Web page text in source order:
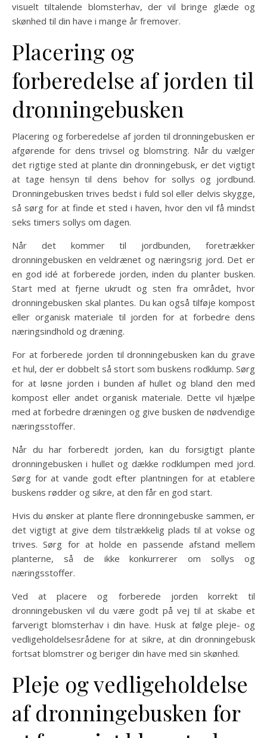
visuelt tiltalende blomsterhav, der vil bringe glæde og
skønhed til din have i mange år fremover.
Placering og
forberedelse af jorden til
dronningebusken
Placering og forberedelse af jorden til dronningebusken er
afgørende for dens trivsel og blomstring. Når du vælger
det rigtige sted at plante din dronningebusk, er det vigtigt
at tage hensyn til dens behov for sollys og jordbund.
Dronningebusken trives bedst i fuld sol eller delvis skygge,
så sørg for at finde et sted i haven, hvor den vil få mindst
seks timers sollys om dagen.
Når det kommer til jordbunden, foretrækker
dronningebusken en veldrænet og næringsrig jord. Det er
en god idé at forberede jorden, inden du planter busken.
Start med at fjerne ukrudt og sten fra området, hvor
dronningebusken skal plantes. Du kan også tilføje kompost
eller organisk materiale til jorden for at forbedre dens
næringsindhold og dræning.
For at forberede jorden til dronningebusken kan du grave
et hul, der er dobbelt så stort som buskens rodklump. Sørg
for at løsne jorden i bunden af hullet og bland den med
kompost eller andet organisk materiale. Dette vil hjælpe
med at forbedre dræningen og give busken de nødvendige
næringsstoffer.
Når du har forberedt jorden, kan du forsigtigt plante
dronningebusken i hullet og dække rodklumpen med jord.
Sørg for at vande godt efter plantningen for at etablere
buskens rødder og sikre, at den får en god start.
Hvis du ønsker at plante flere dronningebuske sammen, er
det vigtigt at give dem tilstrækkelig plads til at vokse og
trives. Sørg for at holde en passende afstand mellem
planterne, så de ikke konkurrerer om sollys og
næringsstoffer.
Ved at placere og forberede jorden korrekt til
dronningebusken vil du være godt på vej til at skabe et
farverigt blomsterhav i din have. Husk at følge pleje- og
vedligeholdelsesrådene for at sikre, at din dronningebusk
fortsat blomstrer og beriger din have med sin skønhed.
Pleje og vedligeholdelse
af dronningebusken for